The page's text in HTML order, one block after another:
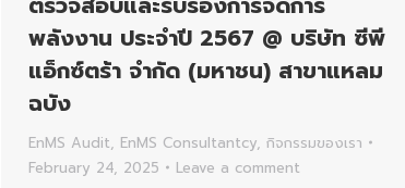
พลังงาน ประจำปี 2567 @ บริษัท ซีพี
แอ็กซ์ตร้า จำกัด (มหาชน) สาขาแหลม
ฉบัง
EnMS Audit, EnMS Consultantcy, กิจกรรมของเรา
February 24, 2025
Leave a comment